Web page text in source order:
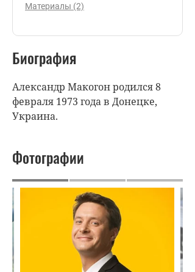
Материалы (2)
Биография
Александр Макогон родился 8
февраля 1973 года в Донецке,
Украина.
Фотографии